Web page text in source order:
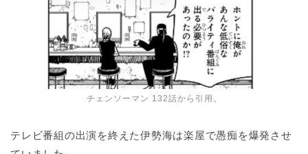
チェンソーマン 132話から引用。
テレビ番組の出演を終えた伊勢海は楽屋で愚痴を爆発させ